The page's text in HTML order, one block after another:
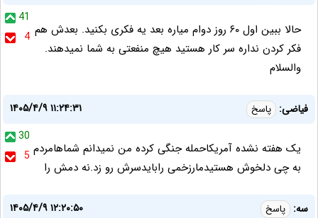
41
4 حالا ببین اول ۶۰ روز دوام میاره بعد یه فکری بکنید. بعدش هم
فکر کردن نداره سر کار هستید هیچ منفعتی به شما نمیدهند.
والسلام
فیاضی: پاسخ
۱۴۰۵/۴/۹ ۱۱:۲۴:۳۱
30
5 یک هفته نشده آمریکاحمله جنگی کرده من نمیدانم شماهامردم
به چی دلخوش هستیدمارزخمی رابایدسرش رو زد.نه دمش را
سه: پاسخ
۱۴۰۵/۴/۹ ۱۲:۲۰:۵۰